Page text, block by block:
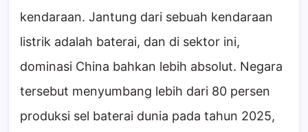
kendaraan. Jantung dari sebuah kendaraan
listrik adalah baterai, dan di sektor ini,
dominasi China bahkan lebih absolut. Negara
tersebut menyumbang lebih dari 80 persen
produksi sel baterai dunia pada tahun 2025,